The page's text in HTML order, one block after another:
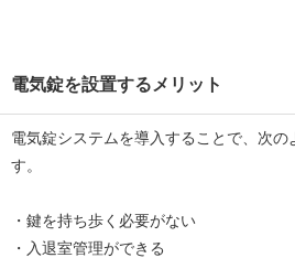
電気錠を設置するメリット
電気錠システムを導入することで、次の
す。
・鍵を持ち歩く必要がない
・入退室管理ができる